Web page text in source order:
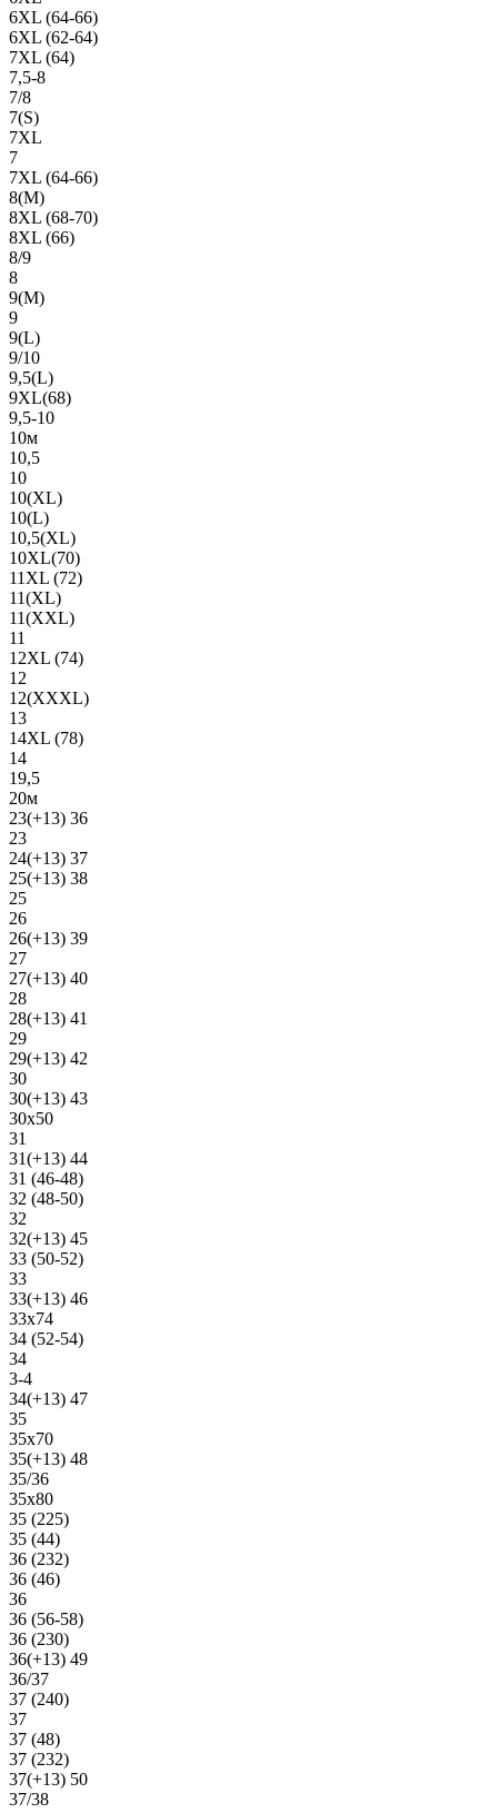
6XL (64-66)
6XL (62-64)
7XL (64)
7,5-8
7/8
7(S)
7XL
7
7XL (64-66)
8(М)
8XL (68-70)
8XL (66)
8/9
8
9(М)
9
9(L)
9/10
9,5(L)
9XL(68)
9,5-10
10м
10,5
10
10(XL)
10(L)
10,5(XL)
10XL(70)
11XL (72)
11(XL)
11(XXL)
11
12XL (74)
12
12(ХХХL)
13
14XL (78)
14
19,5
20м
23(+13) 36
23
24(+13) 37
25(+13) 38
25
26
26(+13) 39
27
27(+13) 40
28
28(+13) 41
29
29(+13) 42
30
30(+13) 43
30х50
31
31(+13) 44
31 (46-48)
32 (48-50)
32
32(+13) 45
33 (50-52)
33
33(+13) 46
33х74
34 (52-54)
34
3-4
34(+13) 47
35
35х70
35(+13) 48
35/36
35х80
35 (225)
35 (44)
36 (232)
36 (46)
36
36 (56-58)
36 (230)
36(+13) 49
36/37
37 (240)
37
37 (48)
37 (232)
37(+13) 50
37/38